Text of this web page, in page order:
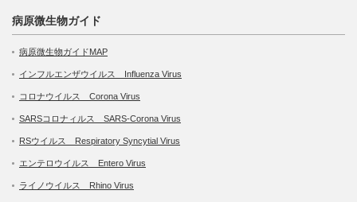
病原微生物ガイド
病原微生物ガイドMAP
インフルエンザウイルス Influenza Virus
コロナウイルス Corona Virus
SARSコロナィルス SARS-Corona Virus
RSウイルス Respiratory Syncytial Virus
エンテロウイルス Entero Virus
ライノウイルス Rhino Virus